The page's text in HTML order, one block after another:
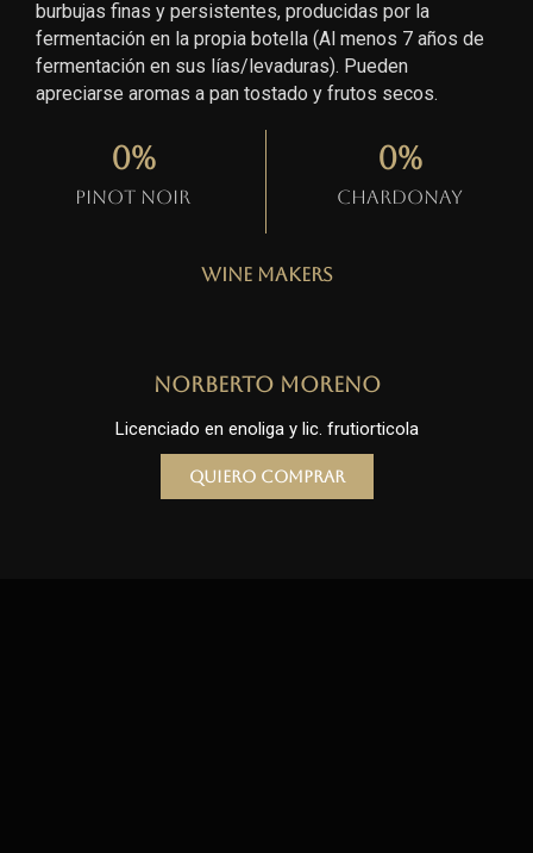
burbujas finas y persistentes, producidas por la
fermentación en la propia botella (Al menos 7 años de
fermentación en sus lías/levaduras). Pueden
apreciarse aromas a pan tostado y frutos secos.
Pinot Noir
0%
Chardonay
0%
Wine Makers
Norberto Moreno
Licenciado en enoliga y lic. frutiorticola
Quiero comprar